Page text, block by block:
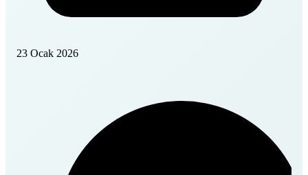
23 Ocak 2026